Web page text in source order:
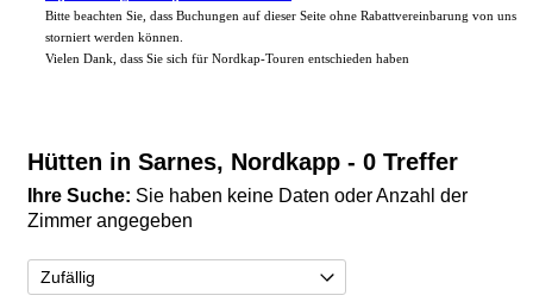
Bitte beachten Sie, dass Buchungen auf dieser Seite ohne Rabattvereinbarung von uns
storniert werden können.
Vielen Dank, dass Sie sich für Nordkap-Touren entschieden haben
Hütten in Sarnes, Nordkapp - 0 Treffer
Ihre Suche: Sie haben keine Daten oder Anzahl der
Zimmer angegeben